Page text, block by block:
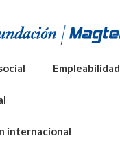
Empleabilidad
internacional